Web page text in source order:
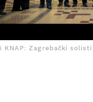
KNAP: Zagrebački